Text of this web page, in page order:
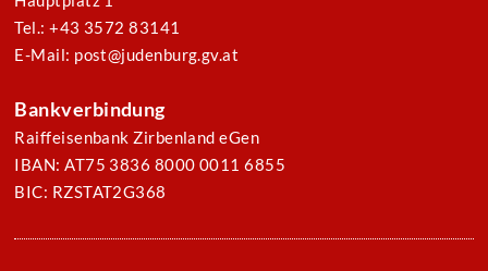
Tel.: +43 3572 83141
E-Mail: post@judenburg.gv.at
Bankverbindung
Raiffeisenbank Zirbenland eGen
IBAN: AT75 3836 8000 0011 6855
BIC: RZSTAT2G368